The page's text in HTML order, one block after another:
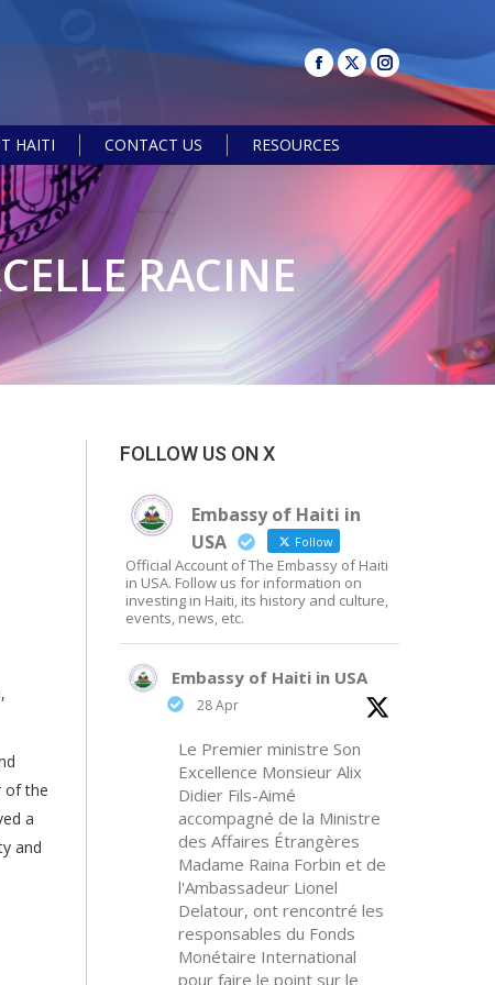
HAITI CONTACT US RESOURCES
RACINE
of the
a
and
FOLLOW US ON X
Embassy of Haiti in
USA
Follow
Official Account of The Embassy of Haiti
in USA. Follow us for information on
investing in Haiti, its history and culture,
events, news, etc.
Embassy of Haiti in USA
28 Apr
Le Premier ministre Son
Excellence Monsieur Alix
Didier Fils-Aimé
accompagné de la Ministre
des Affaires Étrangères
Madame Raina Forbin et de
l'Ambassadeur Lionel
Delatour, ont rencontré les
responsables du Fonds
Monétaire International
pour faire le point sur le